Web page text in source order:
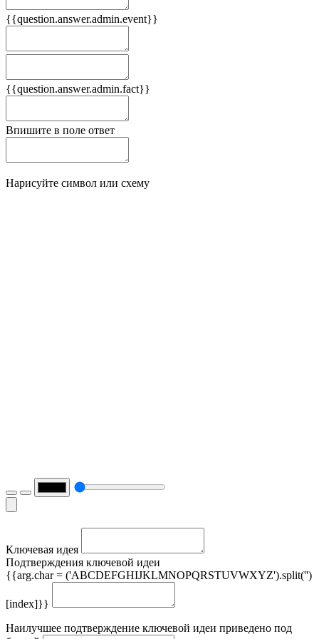
{{question.answer.admin.event}}
{{question.answer.admin.fact}}
Впишите в поле ответ
Нарисуйте символ или схему
Ключевая идея
Подтверждения ключевой идеи
{{arg.char = ('ABCDEFGHIJKLMNOPQRSTUVWXYZ').split('')
[index]}}
Наилучшее подтверждение ключевой идеи приведено под